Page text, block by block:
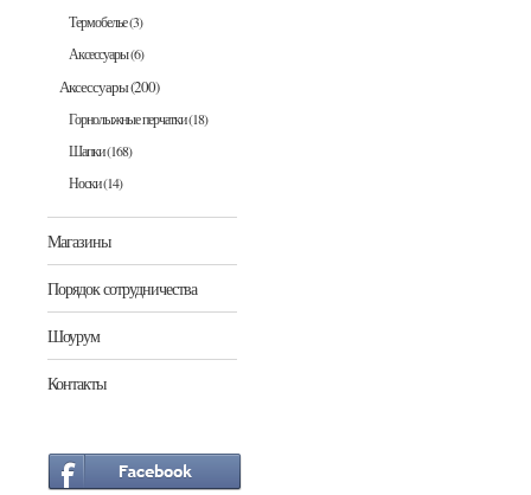
Термобелье(3)
Аксессуары(6)
Аксессуары(200)
Горнолыжные перчатки(18)
Шапки(168)
Носки(14)
Магазины
Порядок сотрудничества
Шоурум
Контакты